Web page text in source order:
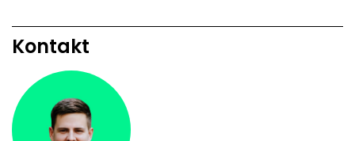
Kontakt